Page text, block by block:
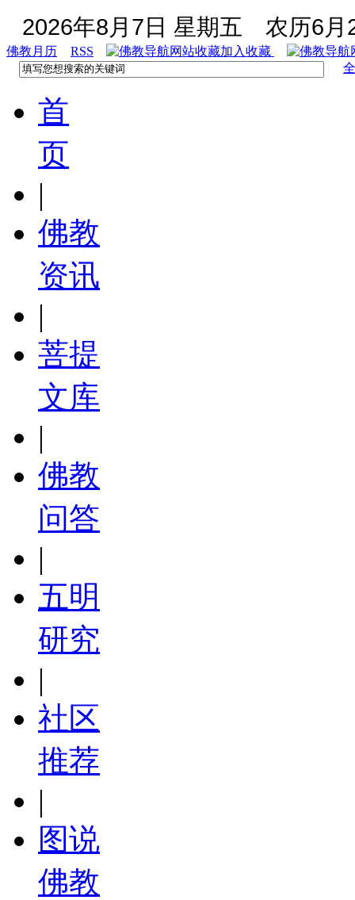
2026年8月7日 星期五 农历6月
佛教月历 RSS
加入收藏
首
页
|
佛教
资讯
|
菩提
文库
|
佛教
问答
|
五明
研究
|
社区
推荐
|
图说
佛教